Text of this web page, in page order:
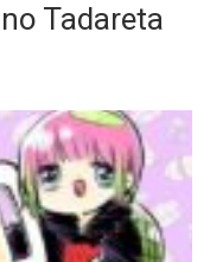
Tadareta